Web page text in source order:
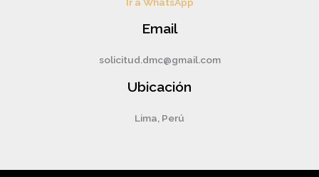
Email
solicitud.dmc@gmail.com
Ubicación
Lima, Perú